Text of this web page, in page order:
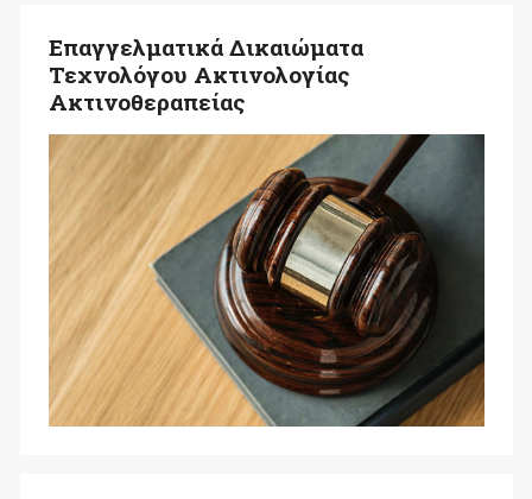
Επαγγελματικά Δικαιώματα
Τεχνολόγου Ακτινολογίας
Ακτινοθεραπείας